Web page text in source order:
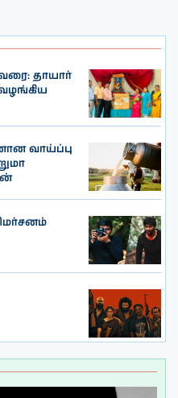
தாயார்
வாய்ப்பு